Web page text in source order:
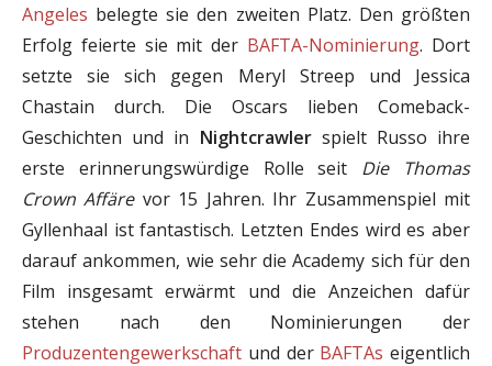
Angeles belegte sie den zweiten Platz. Den größten
Erfolg feierte sie mit der BAFTA-Nominierung. Dort
setzte sie sich gegen Meryl Streep und Jessica
Chastain durch. Die Oscars lieben Comeback-
Geschichten und in Nightcrawlerspielt Russo ihre
erste erinnerungswürdige Rolle seit Die Thomas
Crown Affärevor 15 Jahren. Ihr Zusammenspiel mit
Gyllenhaal ist fantastisch. Letzten Endes wird es aber
darauf ankommen, wie sehr die Academy sich für den
Film insgesamt erwärmt und die Anzeichen dafür
stehen nach den Nominierungen der
Produzentengewerkschaft und der BAFTAs eigentlich